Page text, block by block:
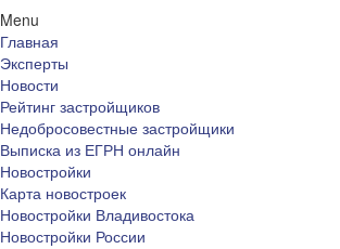
Menu
Главная
Эксперты
Новости
Рейтинг застройщиков
Недобросовестные застройщики
Выписка из ЕГРН онлайн
Новостройки
Карта новостроек
Новостройки Владивостока
Новостройки России